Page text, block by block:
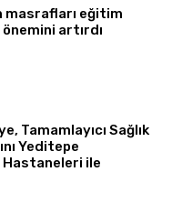
eğitim
artırdı
Tamamlayıcı Sağlık
Yeditepe
ile